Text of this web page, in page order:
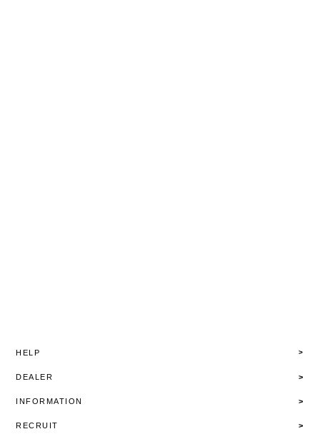
HELP
DEALER
INFORMATION
RECRUIT